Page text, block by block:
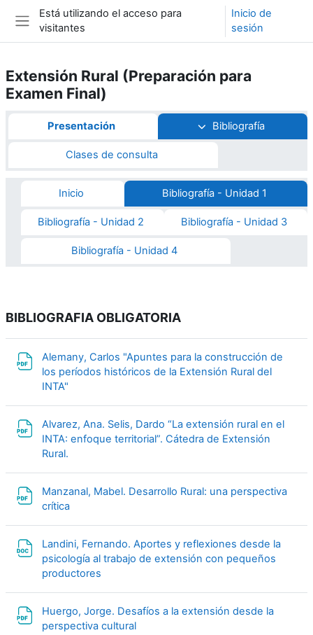
Salta al contenido principal
Panel lateral
Está utilizando el acceso para
visitantes
Inicio de
sesión
Extensión Rural (Preparación para
Examen Final)
Esquema de sección
Presentación Bibliografía
Clases de consulta
Inicio Bibliografía - Unidad 1
Bibliografía - Unidad 2 Bibliografía - Unidad 3
Bibliografía - Unidad 4
BIBLIOGRAFIA OBLIGATORIA
Alemany, Carlos "Apuntes para la construcción de
los períodos históricos de la Extensión Rural del
INTA"
Alvarez, Ana. Selis, Dardo “La extensión rural en el
INTA: enfoque territorial”. Cátedra de Extensión
Rural.
Manzanal, Mabel. Desarrollo Rural: una perspectiva
crítica
Landini, Fernando. Aportes y reflexiones desde la
psicología al trabajo de extensión con pequeños
productores
Huergo, Jorge. Desafíos a la extensión desde la
perspectiva cultural